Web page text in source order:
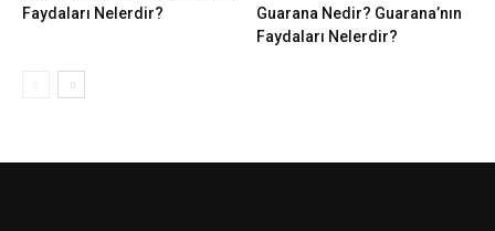
Faydaları Nelerdir?
Guarana Nedir? Guarana’nın
Faydaları Nelerdir?